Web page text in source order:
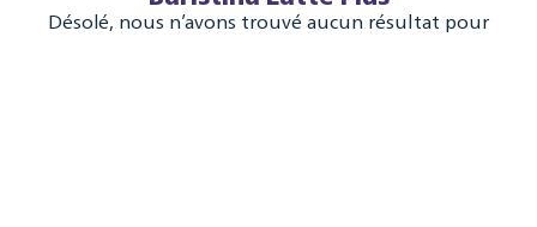
Désolé, nous n’avons trouvé aucun résultat pour